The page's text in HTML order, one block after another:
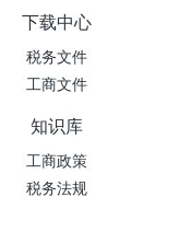
下载中心
税务文件
工商文件
知识库
工商政策
税务法规